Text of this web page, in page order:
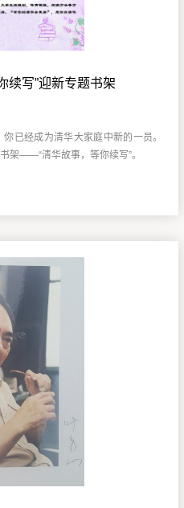
续写”迎新专题书架
已经成为清华大家庭中新的一员。
架——“清华故事，等你续写”。